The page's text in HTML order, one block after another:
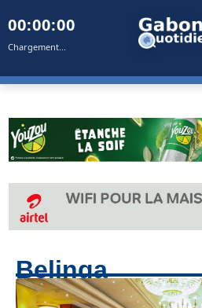
00:00:00
Chargement...
Belinga